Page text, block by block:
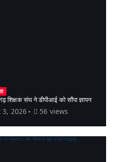
शिक्षक संघ ने डीपीआई को सौंपा ज्ञापन
2026 56 views